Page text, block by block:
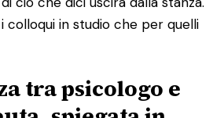
colloqui in studio che per quelli
tra psicologo e